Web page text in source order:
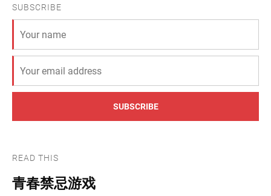
SUBSCRIBE
SUBSCRIBE
READ THIS
青春禁忌游戏